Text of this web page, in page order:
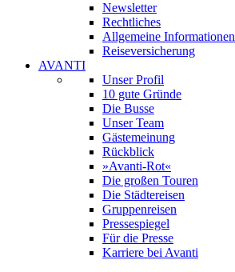
Newsletter
Rechtliches
Allgemeine Informationen
Reiseversicherung
AVANTI
Unser Profil
10 gute Gründe
Die Busse
Unser Team
Gästemeinung
Rückblick
»Avanti-Rot«
Die großen Touren
Die Städtereisen
Gruppenreisen
Pressespiegel
Für die Presse
Karriere bei Avanti